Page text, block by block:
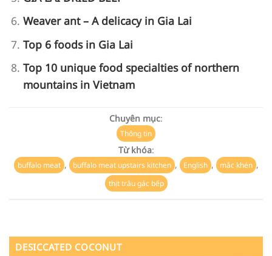
Weaver ant – A delicacy in Gia Lai
Top 6 foods in Gia Lai
Top 10 unique food specialties of northern
mountains in Vietnam
Chuyên mục:
Thông tin
Từ khóa:
buffalo meat , buffalo meat upstairs kitchen , English , mắc khén ,
thịt trâu gác bếp
DESICCATED COCONUT